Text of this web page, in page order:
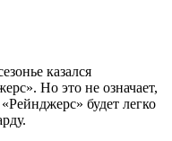
казался
Но это не означает,
будет легко